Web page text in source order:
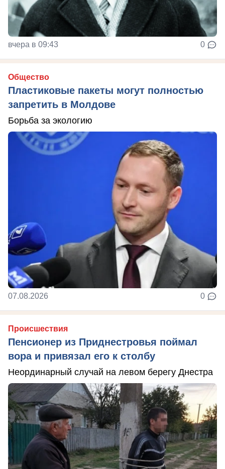
вчера в 09:43 0
Общество
Пластиковые пакеты могут полностью
запретить в Молдове
Борьба за экологию
07.08.2026 0
Происшествия
Пенсионер из Приднестровья поймал
вора и привязал его к столбу
Неординарный случай на левом берегу Днестра